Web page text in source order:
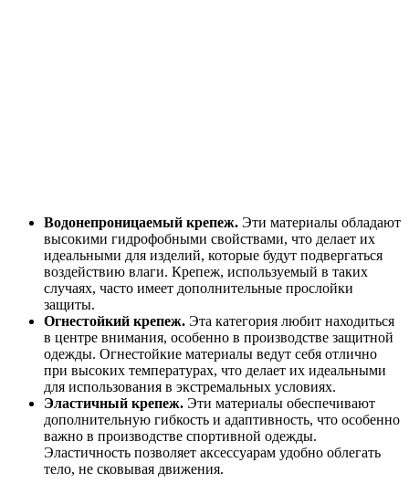
Водонепроницаемый крепеж. Эти материалы обладают
высокими гидрофобными свойствами, что делает их
идеальными для изделий, которые будут подвергаться
воздействию влаги. Крепеж, используемый в таких
случаях, часто имеет дополнительные прослойки
защиты.
Огнестойкий крепеж. Эта категория любит находиться
в центре внимания, особенно в производстве защитной
одежды. Огнестойкие материалы ведут себя отлично
при высоких температурах, что делает их идеальными
для использования в экстремальных условиях.
Эластичный крепеж. Эти материалы обеспечивают
дополнительную гибкость и адаптивность, что особенно
важно в производстве спортивной одежды.
Эластичность позволяет аксессуарам удобно облегать
тело, не сковывая движения.